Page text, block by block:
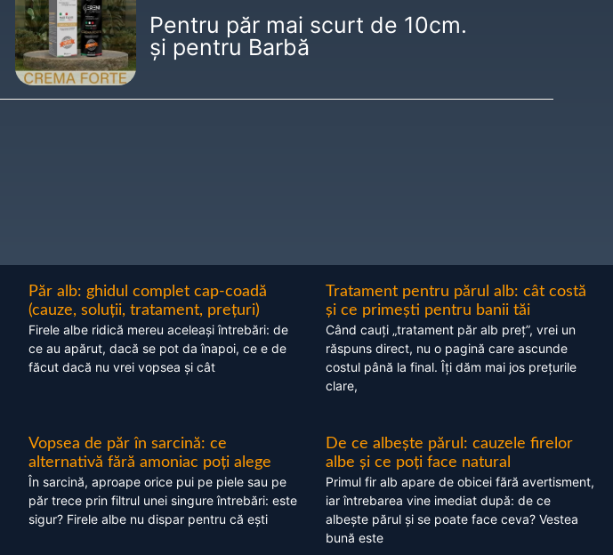
Pentru păr mai scurt de 10cm.
și pentru Barbă
Păr alb: ghidul complet cap-coadă
(cauze, soluții, tratament, prețuri)
Firele albe ridică mereu aceleași întrebări: de
ce au apărut, dacă se pot da înapoi, ce e de
făcut dacă nu vrei vopsea și cât
Tratament pentru părul alb: cât costă
și ce primești pentru banii tăi
Când cauți „tratament păr alb preț”, vrei un
răspuns direct, nu o pagină care ascunde
costul până la final. Îți dăm mai jos prețurile
clare,
Vopsea de păr în sarcină: ce
alternativă fără amoniac poți alege
În sarcină, aproape orice pui pe piele sau pe
păr trece prin filtrul unei singure întrebări: este
sigur? Firele albe nu dispar pentru că ești
De ce albește părul: cauzele firelor
albe și ce poți face natural
Primul fir alb apare de obicei fără avertisment,
iar întrebarea vine imediat după: de ce
albește părul și se poate face ceva? Vestea
bună este